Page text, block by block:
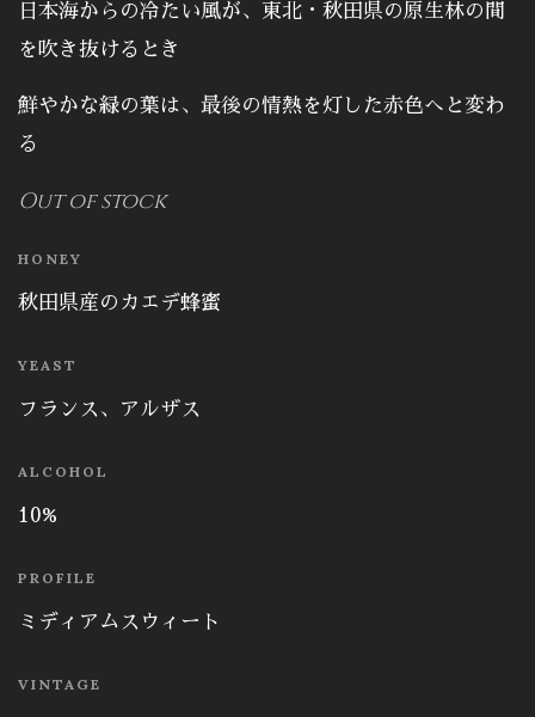
日本海からの冷たい風が、東北・秋田県の原生林の間
を吹き抜けるとき
鮮やかな緑の葉は、最後の情熱を灯した赤色へと変わ
る
Out of stock
HONEY
秋田県産のカエデ蜂蜜
YEAST
フランス、アルザス
ALCOHOL
10%
PROFILE
ミディアムスウィート
VINTAGE